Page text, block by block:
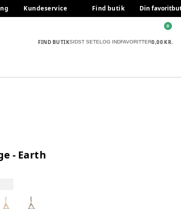
Kundeservice Find butik Din
FIND BUTIKSIDST SETELOG INDFAVORITTER0,00 KR.
0
- Earth